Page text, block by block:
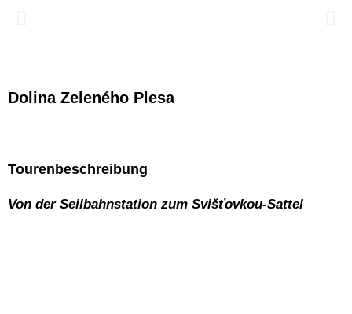
Dolina Zeleného Plesa
Tourenbeschreibung
Von der Seilbahnstation zum Svišťovkou-Sattel